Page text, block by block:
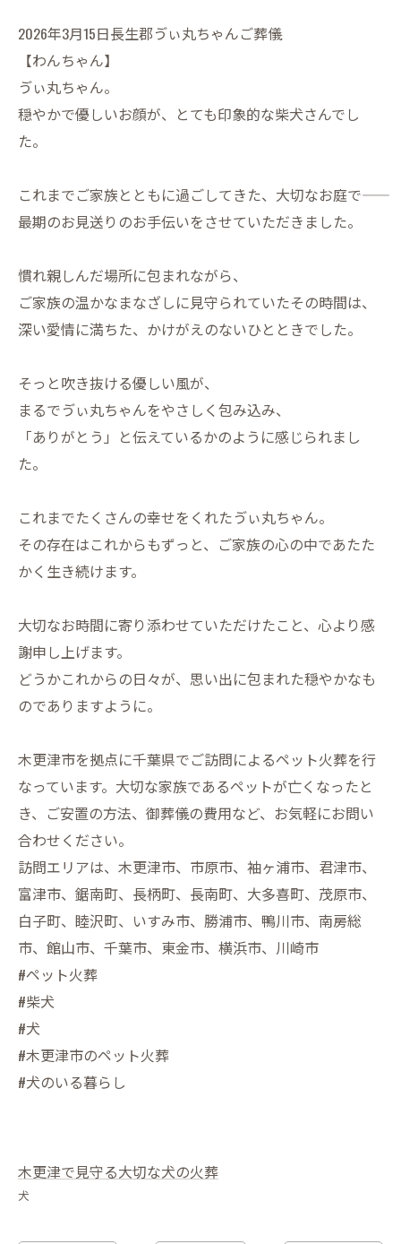
2026年3月15日長生郡ゔぃ丸ちゃんご葬儀
【わんちゃん】
ゔぃ丸ちゃん。
穏やかで優しいお顔が、とても印象的な柴犬さんでし
た。
これまでご家族とともに過ごしてきた、大切なお庭で――
最期のお見送りのお手伝いをさせていただきました。
慣れ親しんだ場所に包まれながら、
ご家族の温かなまなざしに見守られていたその時間は、
深い愛情に満ちた、かけがえのないひとときでした。
そっと吹き抜ける優しい風が、
まるでゔぃ丸ちゃんをやさしく包み込み、
「ありがとう」と伝えているかのように感じられまし
た。
これまでたくさんの幸せをくれたゔぃ丸ちゃん。
その存在はこれからもずっと、ご家族の心の中であたた
かく生き続けます。
大切なお時間に寄り添わせていただけたこと、心より感
謝申し上げます。
どうかこれからの日々が、思い出に包まれた穏やかなも
のでありますように。
木更津市を拠点に千葉県でご訪問によるペット火葬を行
なっています。大切な家族であるペットが亡くなったと
き、ご安置の方法、御葬儀の費用など、お気軽にお問い
合わせください。
訪問エリアは、木更津市、市原市、袖ヶ浦市、君津市、
富津市、鋸南町、長柄町、長南町、大多喜町、茂原市、
白子町、睦沢町、いすみ市、勝浦市、鴨川市、南房総
市、館山市、千葉市、東金市、横浜市、川崎市
#ペット火葬
#柴犬
#犬
#木更津市のペット火葬
#犬のいる暮らし
木更津で見守る大切な犬の火葬
犬